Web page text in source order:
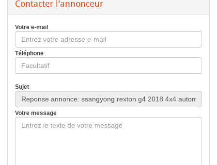
Contacter l'annonceur
Votre e-mail
Téléphone
Sujet
Votre message